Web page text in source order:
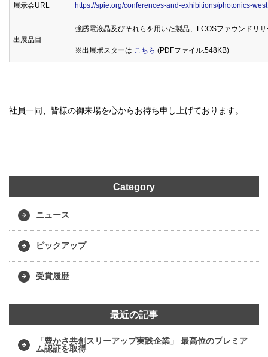
展示会URL https://spie.org/conferences-and-exhibitions/photonics-west
出展品目
強誘電液晶及びそれらを用いた製品、LCOSファウンドリ
※出展ポスターは こちら (PDFファイル:548KB)
社員一同、皆様の御来場を心からお待ち申し上げております。
Category
ニュース
ピックアップ
受賞履歴
最近の記事
「豊かさ共創スリーアップ実践企業」 最高位のプレミア
ム認証を取得